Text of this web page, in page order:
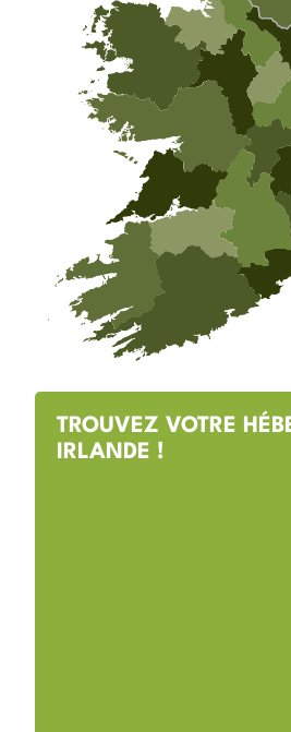
TROUVEZ VOTRE
IRLANDE !